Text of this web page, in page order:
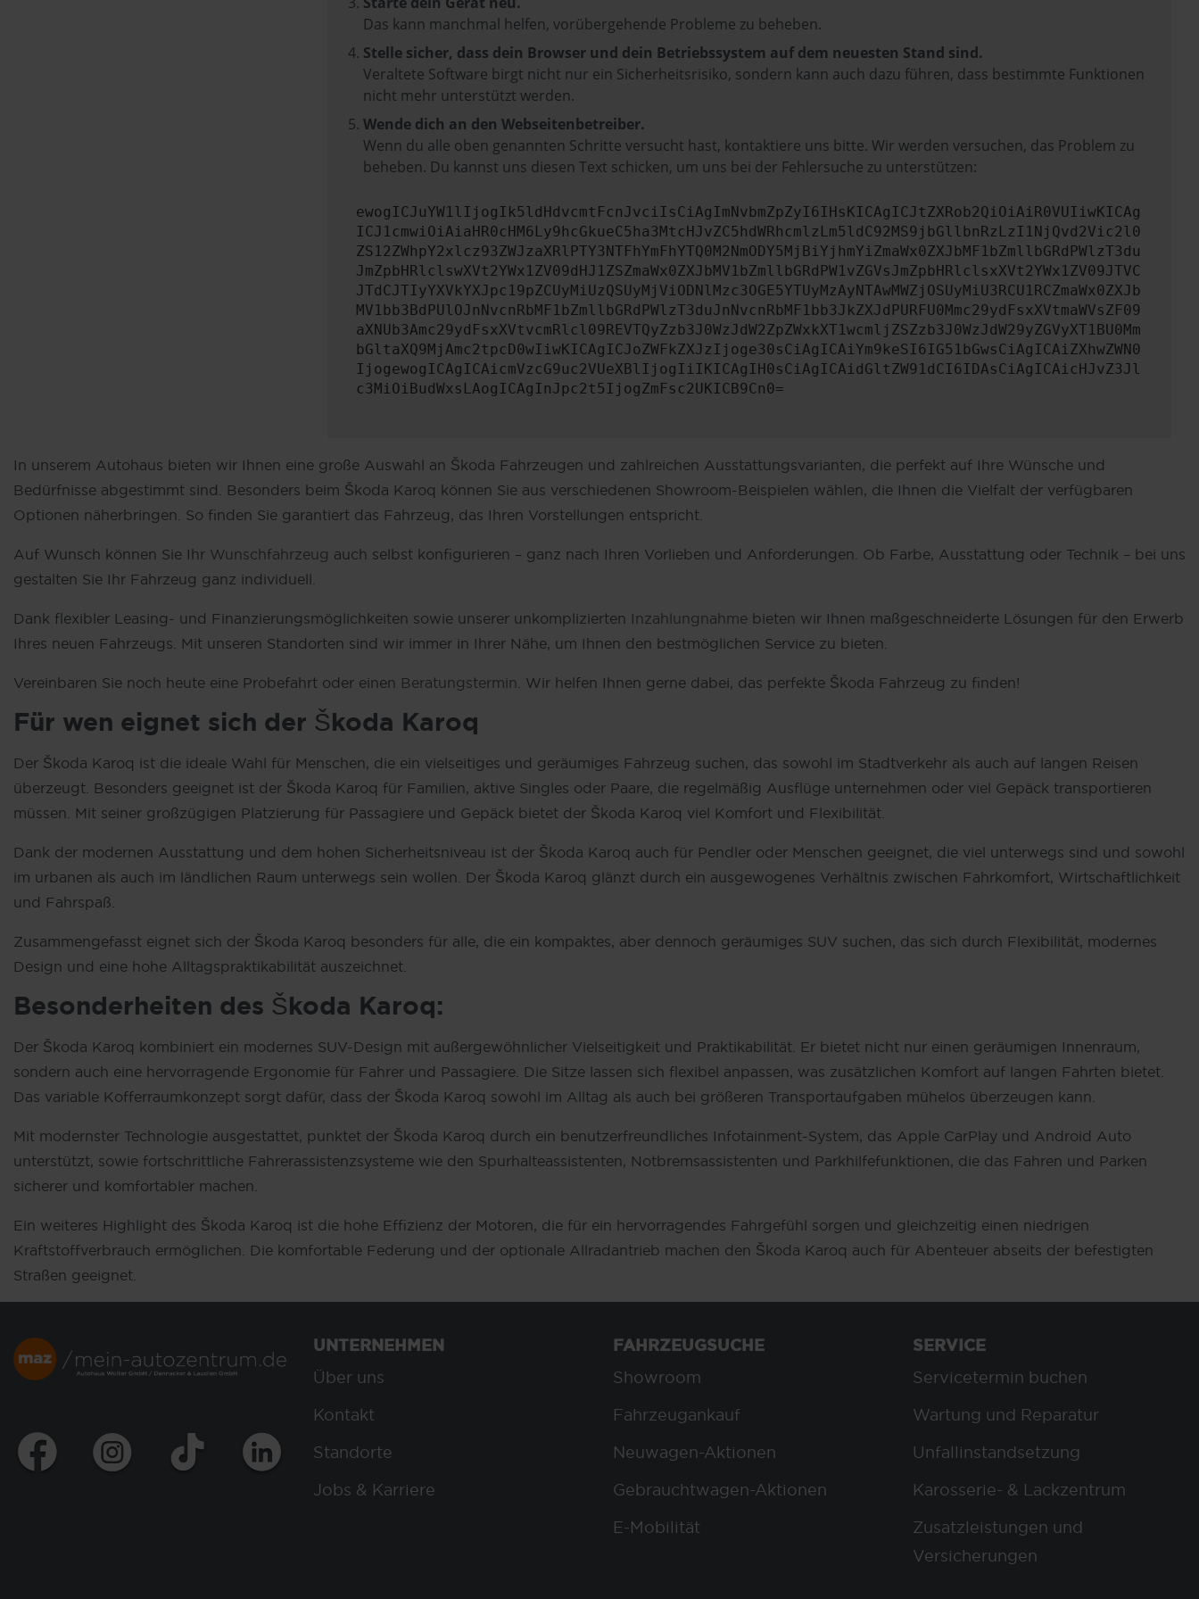
Das kann manchmal helfen, vorübergehende Probleme zu beheben.
Stelle sicher, dass dein Browser und dein Betriebssystem auf dem neuesten Stand sind.
Veraltete Software birgt nicht nur ein Sicherheitsrisiko, sondern kann auch dazu führen, dass bestimmte Funktionen
nicht mehr unterstützt werden.
Wende dich an den Webseitenbetreiber.
Wenn du alle oben genannten Schritte versucht hast, kontaktiere uns bitte. Wir werden versuchen, das Problem zu
beheben. Du kannst uns diesen Text schicken, um uns bei der Fehlersuche zu unterstützen:
ewogICJuYW1lIjogIk5ldHdvcmtFcnJvciIsCiAgImNvbmZpZyI6IHsKICAgICJtZXRob2QiOiAiR0VUIiwKICAg
ICJ1cmwiOiAiaHR0cHM6Ly9hcGkueC5ha3MtcHJvZC5hdWRhcmlzLm5ldC92MS9jbGllbnRzLzI1NjQvd2Vic2l0
ZS12ZWhpY2xlcz93ZWJzaXRlPTY3NTFhYmFhYTQ0M2NmODY5MjBiYjhmYiZmaWx0ZXJbMF1bZmllbGRdPWlzT3du
JmZpbHRlclswXVt2YWx1ZV09dHJ1ZSZmaWx0ZXJbMV1bZmllbGRdPW1vZGVsJmZpbHRlclsxXVt2YWx1ZV09JTVC
JTdCJTIyYXVkYXJpc19pZCUyMiUzQSUyMjViODNlMzc3OGE5YTUyMzAyNTAwMWZjOSUyMiU3RCU1RCZmaWx0ZXJb
MV1bb3BdPUlOJnNvcnRbMF1bZmllbGRdPWlzT3duJnNvcnRbMF1bb3JkZXJdPURFU0Mmc29ydFsxXVtmaWVsZF09
aXNUb3Amc29ydFsxXVtvcmRlcl09REVTQyZzb3J0WzJdW2ZpZWxkXT1wcmljZSZzb3J0WzJdW29yZGVyXT1BU0Mm
bGltaXQ9MjAmc2tpcD0wIiwKICAgICJoZWFkZXJzIjoge30sCiAgICAiYm9keSI6IG51bGwsCiAgICAiZXhwZWN0
IjogewogICAgICAicmVzcG9uc2VUeXBlIjogIiIKICAgIH0sCiAgICAidGltZW91dCI6IDAsCiAgICAicHJvZ3Jl
c3MiOiBudWxsLAogICAgInJpc2t5IjogZmFsc2UKICB9Cn0=
In unserem Autohaus bieten wir Ihnen eine große Auswahl an Škoda Fahrzeugen und zahlreichen Ausstattungsvarianten, die perfekt auf Ihre Wünsche und
Bedürfnisse abgestimmt sind. Besonders beim Škoda Karoq können Sie aus verschiedenen Showroom-Beispielen wählen, die Ihnen die Vielfalt der verfügbaren
Optionen näherbringen. So finden Sie garantiert das Fahrzeug, das Ihren Vorstellungen entspricht.
Auf Wunsch können Sie Ihr Wunschfahrzeug auch selbst konfigurieren – ganz nach Ihren Vorlieben und Anforderungen. Ob Farbe, Ausstattung oder Technik – bei uns
gestalten Sie Ihr Fahrzeug ganz individuell.
Dank flexibler Leasing- und Finanzierungsmöglichkeiten sowie unserer unkomplizierten Inzahlungnahme bieten wir Ihnen maßgeschneiderte Lösungen für den Erwerb
Ihres neuen Fahrzeugs. Mit unseren Standorten sind wir immer in Ihrer Nähe, um Ihnen den bestmöglichen Service zu bieten.
Vereinbaren Sie noch heute eine Probefahrt oder einen Beratungstermin. Wir helfen Ihnen gerne dabei, das perfekte Škoda Fahrzeug zu finden!
Für wen eignet sich der Škoda Karoq
Der Škoda Karoq ist die ideale Wahl für Menschen, die ein vielseitiges und geräumiges Fahrzeug suchen, das sowohl im Stadtverkehr als auch auf langen Reisen
überzeugt. Besonders geeignet ist der Škoda Karoq für Familien, aktive Singles oder Paare, die regelmäßig Ausflüge unternehmen oder viel Gepäck transportieren
müssen. Mit seiner großzügigen Platzierung für Passagiere und Gepäck bietet der Škoda Karoq viel Komfort und Flexibilität.
Dank der modernen Ausstattung und dem hohen Sicherheitsniveau ist der Škoda Karoq auch für Pendler oder Menschen geeignet, die viel unterwegs sind und sowohl
im urbanen als auch im ländlichen Raum unterwegs sein wollen. Der Škoda Karoq glänzt durch ein ausgewogenes Verhältnis zwischen Fahrkomfort, Wirtschaftlichkeit
und Fahrspaß.
Zusammengefasst eignet sich der Škoda Karoq besonders für alle, die ein kompaktes, aber dennoch geräumiges SUV suchen, das sich durch Flexibilität, modernes
Design und eine hohe Alltagspraktikabilität auszeichnet.
Besonderheiten des Škoda Karoq:
Der Škoda Karoq kombiniert ein modernes SUV-Design mit außergewöhnlicher Vielseitigkeit und Praktikabilität. Er bietet nicht nur einen geräumigen Innenraum,
sondern auch eine hervorragende Ergonomie für Fahrer und Passagiere. Die Sitze lassen sich flexibel anpassen, was zusätzlichen Komfort auf langen Fahrten bietet.
Das variable Kofferraumkonzept sorgt dafür, dass der Škoda Karoq sowohl im Alltag als auch bei größeren Transportaufgaben mühelos überzeugen kann.
Mit modernster Technologie ausgestattet, punktet der Škoda Karoq durch ein benutzerfreundliches Infotainment-System, das Apple CarPlay und Android Auto
unterstützt, sowie fortschrittliche Fahrerassistenzsysteme wie den Spurhalteassistenten, Notbremsassistenten und Parkhilfefunktionen, die das Fahren und Parken
sicherer und komfortabler machen.
Ein weiteres Highlight des Škoda Karoq ist die hohe Effizienz der Motoren, die für ein hervorragendes Fahrgefühl sorgen und gleichzeitig einen niedrigen
Kraftstoffverbrauch ermöglichen. Die komfortable Federung und der optionale Allradantrieb machen den Škoda Karoq auch für Abenteuer abseits der befestigten
Straßen geeignet.
UNTERNEHMEN
Über uns
Kontakt
Standorte
Jobs & Karriere
FAHRZEUGSUCHE
Showroom
Fahrzeugankauf
Neuwagen-Aktionen
Gebrauchtwagen-Aktionen
E-Mobilität
SERVICE
Servicetermin buchen
Wartung und Reparatur
Unfallinstandsetzung
Karosserie- & Lackzentrum
Zusatzleistungen und
Versicherungen